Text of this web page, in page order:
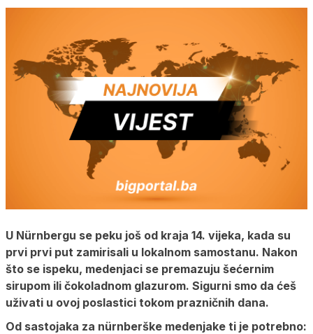
U Nürnbergu se peku još od kraja 14. vijeka, kada su
prvi prvi put zamirisali u lokalnom samostanu. Nakon
što se ispeku, medenjaci se premazuju šećernim
sirupom ili čokoladnom glazurom. Sigurni smo da ćeš
uživati u ovoj poslastici tokom prazničnih dana.
Od sastojaka za nürnberške medenjake ti je potrebno: